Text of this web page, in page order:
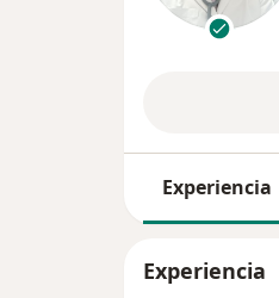
Experiencia
Experiencia